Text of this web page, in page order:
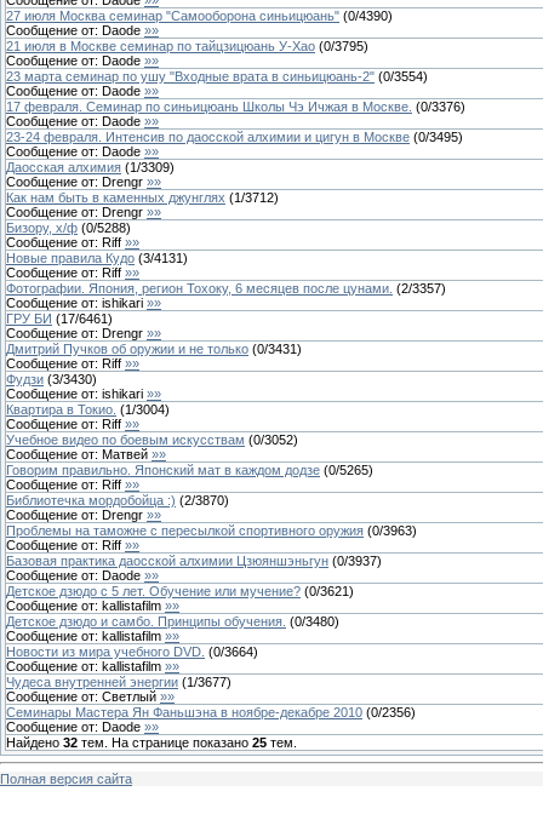
27 июля Москва семинар "Самооборона синьицюань" (0/4390)
Сообщение от: Daode »»
21 июля в Москве семинар по тайцзицюань У-Хао (0/3795)
Сообщение от: Daode »»
23 марта семинар по ушу "Входные врата в синьицюань-2" (0/3554)
Сообщение от: Daode »»
17 февраля. Семинар по синьицюань Школы Чэ Ичжая в Москве. (0/3376)
Сообщение от: Daode »»
23-24 февраля. Интенсив по даосской алхимии и цигун в Москве (0/3495)
Сообщение от: Daode »»
Даосская алхимия (1/3309)
Сообщение от: Drengr »»
Как нам быть в каменных джунглях (1/3712)
Сообщение от: Drengr »»
Бизору, х/ф (0/5288)
Сообщение от: Riff »»
Новые правила Кудо (3/4131)
Сообщение от: Riff »»
Фотографии. Япония, регион Тохоку, 6 месяцев после цунами. (2/3357)
Сообщение от: ishikari »»
ГРУ БИ (17/6461)
Сообщение от: Drengr »»
Дмитрий Пучков об оружии и не только (0/3431)
Сообщение от: Riff »»
Фудзи (3/3430)
Сообщение от: ishikari »»
Квартира в Токио. (1/3004)
Сообщение от: Riff »»
Учебное видео по боевым искусствам (0/3052)
Сообщение от: Матвей »»
Говорим правильно. Японский мат в каждом додзе (0/5265)
Сообщение от: Riff »»
Библиотечка мордобойца :) (2/3870)
Сообщение от: Drengr »»
Проблемы на таможне с пересылкой спортивного оружия (0/3963)
Сообщение от: Riff »»
Базовая практика даосской алхимии Цзюяншэньгун (0/3937)
Сообщение от: Daode »»
Детское дзюдо с 5 лет. Обучение или мучение? (0/3621)
Сообщение от: kallistafilm »»
Детское дзюдо и самбо. Принципы обучения. (0/3480)
Сообщение от: kallistafilm »»
Новости из мира учебного DVD. (0/3664)
Сообщение от: kallistafilm »»
Чудеса внутренней энергии (1/3677)
Сообщение от: Светлый »»
Семинары Мастера Ян Фаньшэна в ноябре-декабре 2010 (0/2356)
Сообщение от: Daode »»
Найдено 32 тем. На странице показано 25 тем.
Полная версия сайта